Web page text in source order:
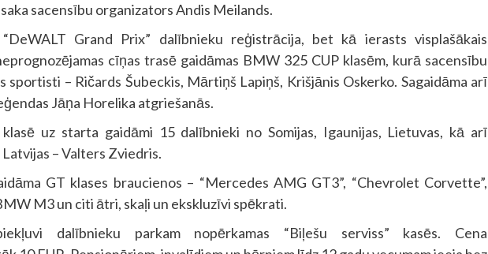
sacensību organizators Andis Meilands.
Grand Prix” dalībnieku reģistrācija, bet kā ierasts visplašākais
cīņas trasē gaidāmas BMW 325 CUP klasēm, kurā sacensību
– Ričards Šubeckis, Mārtiņš Lapiņš, Krišjānis Oskerko. Sagaidāma arī
Jāņa Horelika atgriešanās.
klasē uz starta gaidāmi 15 dalībnieki no Somijas, Igaunijas, Lietuvas, kā arī
– Valters Zviedris.
GT klases braucienos – “Mercedes AMG GT3”, “Chevrolet Corvette”,
M3 un citi ātri, skaļi un ekskluzīvi spēkrati.
dalībnieku parkam nopērkamas “Biļešu serviss” kasēs. Cena